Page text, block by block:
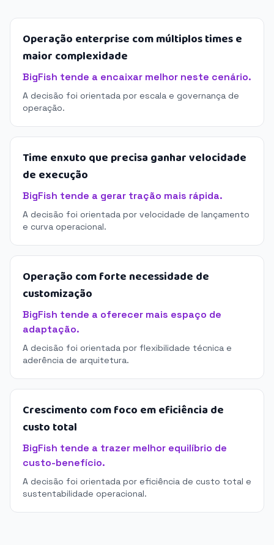
Operação enterprise com múltiplos times e
maior complexidade
BigFish tende a encaixar melhor neste cenário.
A decisão foi orientada por escala e governança de
operação.
Time enxuto que precisa ganhar velocidade
de execução
BigFish tende a gerar tração mais rápida.
A decisão foi orientada por velocidade de lançamento
e curva operacional.
Operação com forte necessidade de
customização
BigFish tende a oferecer mais espaço de
adaptação.
A decisão foi orientada por flexibilidade técnica e
aderência de arquitetura.
Crescimento com foco em eficiência de
custo total
BigFish tende a trazer melhor equilíbrio de
custo-benefício.
A decisão foi orientada por eficiência de custo total e
sustentabilidade operacional.